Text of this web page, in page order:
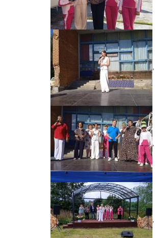
,
,
,